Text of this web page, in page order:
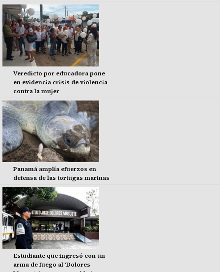
Veredicto por educadora pone
en evidencia crisis de violencia
contra la mujer
Panamá amplía efuerzos en
defensa de las tortugas marinas
Estudiante que ingresó con un
arma de fuego al 'Dolores